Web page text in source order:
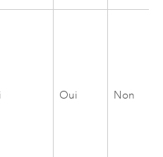
Oui Non